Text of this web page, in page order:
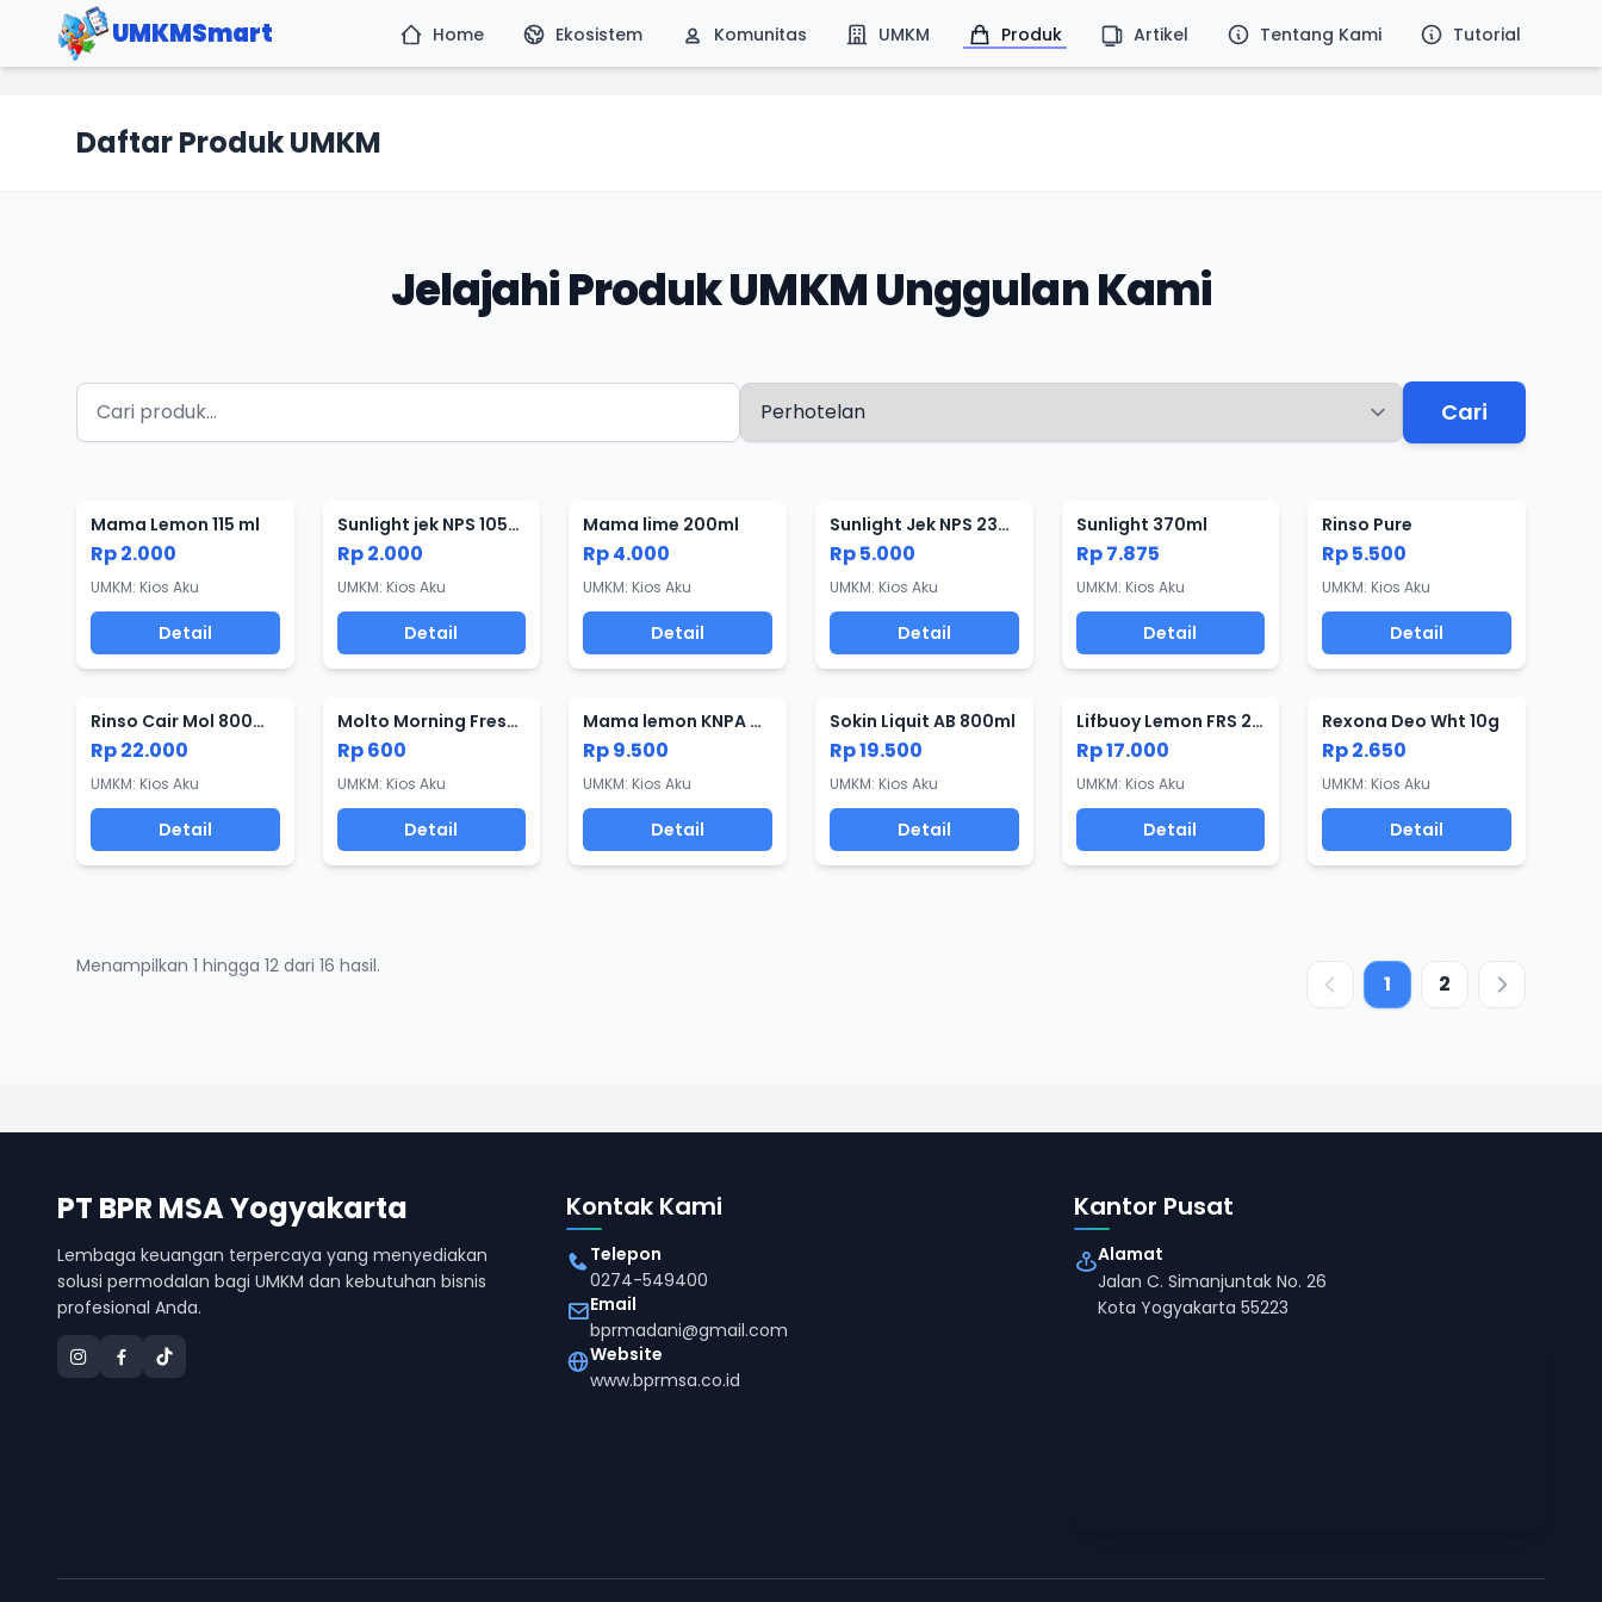
UMKMSmart Home Ekosistem Komunitas UMKM Produk Artikel Tentang Kami Tutorial
Daftar Produk UMKM
Jelajahi Produk UMKM Unggulan Kami
Cari
Mama Lemon 115 ml
Rp 2.000
UMKM: Kios Aku
Detail
Sunlight jek NPS 105ml
Rp 2.000
UMKM: Kios Aku
Detail
Mama lime 200ml
Rp 4.000
UMKM: Kios Aku
Detail
Sunlight Jek NPS 230ml
Rp 5.000
UMKM: Kios Aku
Detail
Sunlight 370ml
Rp 7.875
UMKM: Kios Aku
Detail
Rinso Pure
Rp 5.500
UMKM: Kios Aku
Detail
Rinso Cair Mol 800ml Re
Rp 22.000
UMKM: Kios Aku
Detail
Molto Morning Fresh 18ml
Rp 600
UMKM: Kios Aku
Detail
Mama lemon KNPA 800ml
Rp 9.500
UMKM: Kios Aku
Detail
Sokin Liquit AB 800ml
Rp 19.500
UMKM: Kios Aku
Detail
Lifbuoy Lemon FRS 250ml
Rp 17.000
UMKM: Kios Aku
Detail
Rexona Deo Wht 10g
Rp 2.650
UMKM: Kios Aku
Detail
Menampilkan 1 hingga 12 dari 16 hasil.
1 2
PT BPR MSA Yogyakarta
Lembaga keuangan terpercaya yang menyediakan
solusi permodalan bagi UMKM dan kebutuhan bisnis
profesional Anda.
Kontak Kami
Telepon
0274-549400
Email
bprmadani@gmail.com
Website
www.bprmsa.co.id
Kantor Pusat
Alamat
Jalan C. Simanjuntak No. 26
Kota Yogyakarta 55223